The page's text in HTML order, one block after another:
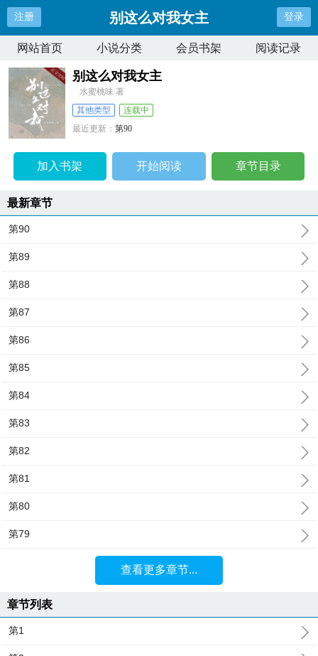
注册 别这么对我女主 登录
网站首页 小说分类 会员书架 阅读记录
别这么对我女主
水蜜桃味 著
其他类型
连载中
最近更新：第90
加入书架 开始阅读 章节目录
最新章节
第90
第89
第88
第87
第86
第85
第84
第83
第82
第81
第80
第79
查看更多章节...
章节列表
第1